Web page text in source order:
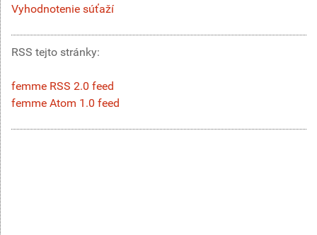
Vyhodnotenie súťaží
RSS tejto stránky:
femme RSS 2.0 feed
femme Atom 1.0 feed